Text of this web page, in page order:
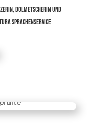
Dolmetscherin und
sprachenservice